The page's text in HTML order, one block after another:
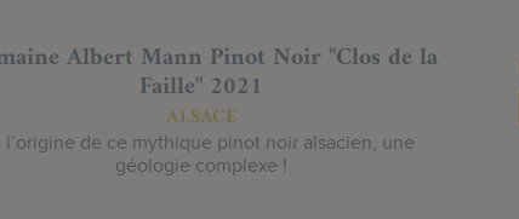
Albert Mann Pinot Noir "Clos de la
Faille" 2021
ALSACE
l’origine de ce mythique pinot noir alsacien, une
géologie complexe !